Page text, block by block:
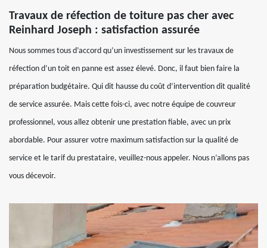
Travaux de réfection de toiture pas cher avec
Reinhard Joseph : satisfaction assurée
Nous sommes tous d’accord qu’un investissement sur les travaux de
réfection d’un toit en panne est assez élevé. Donc, il faut bien faire la
préparation budgétaire. Qui dit hausse du coût d’intervention dit qualité
de service assurée. Mais cette fois-ci, avec notre équipe de couvreur
professionnel, vous allez obtenir une prestation fiable, avec un prix
abordable. Pour assurer votre maximum satisfaction sur la qualité de
service et le tarif du prestataire, veuillez-nous appeler. Nous n’allons pas
vous décevoir.